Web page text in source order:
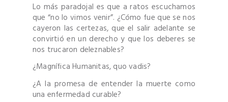
Lo más paradojal es que a ratos escuchamos
que “no lo vimos venir”. ¿Cómo fue que se nos
cayeron las certezas, que el salir adelante se
convirtió en un derecho y que los deberes se
nos trucaron deleznables?
¿Magnífica Humanitas, quo vadis?
¿A la promesa de entender la muerte como
una enfermedad curable?